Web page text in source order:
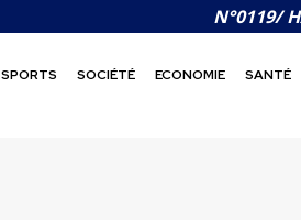
N°0119/
SPORTS SOCIÉTÉ ECONOMIE SANTÉ